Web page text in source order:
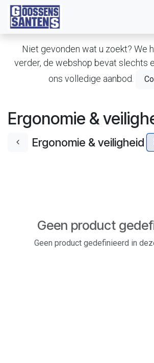
Overslaan naar inhoud
Niet gevonden wat u zoekt? We
verder, de webshop bevat slechts
ons volledige aanbod.
Ergonomie &
Ergonomie & veiligheid
Geen product
Geen product gedefinieerd in